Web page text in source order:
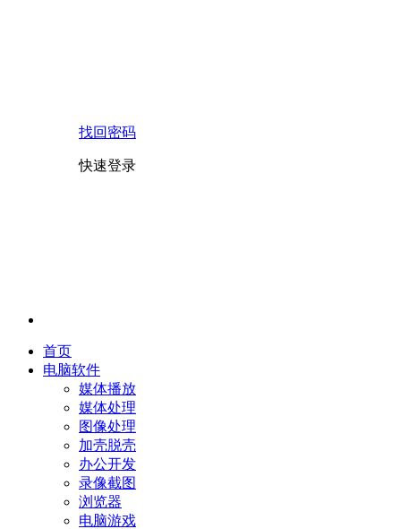
找回密码
快速登录
首页
电脑软件
媒体播放
媒体处理
图像处理
加壳脱壳
办公开发
录像截图
浏览器
电脑游戏